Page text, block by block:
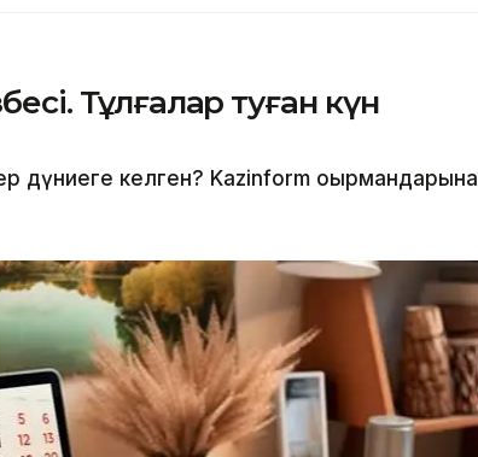
Тұлғалар туған күн
дүниеге келген? Kazinform оқырмандарына